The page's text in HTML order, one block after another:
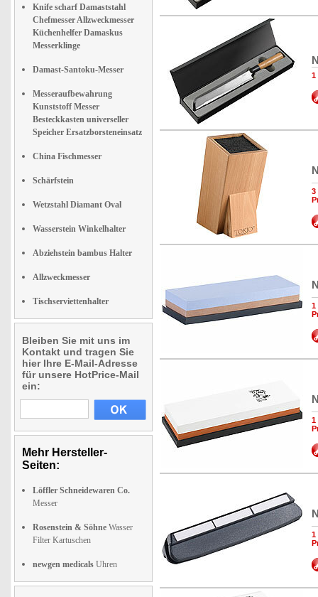
Knife scharf Damaststahl
Chefmesser Allzweckmesser
Küchenhelfer Damaskus
Messerklinge
Damast-Santoku-Messer
Messeraufbewahrung
Kunststoff Messer
Besteckkasten universeller
Speicher Ersatzborsteneinsatz
China Fischmesser
Schärfstein
Wetzstahl Diamant Oval
Wasserstein Winkelhalter
Abziehstein bambus Halter
Allzweckmesser
Tischserviettenhalter
Bleiben Sie mit uns im
Kontakt und tragen Sie
hier Ihre E-Mail-Adresse
für unsere HotPrice-Mail
ein:
Mehr Hersteller-
Seiten:
Löffler Schneidewaren Co.
Messer
Rosenstein & Söhne Wasser
Filter Kartuschen
newgen medicals Uhren
1
3
1
1
1